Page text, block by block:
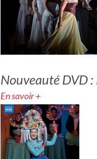
Nouveauté DVD :
En savoir +